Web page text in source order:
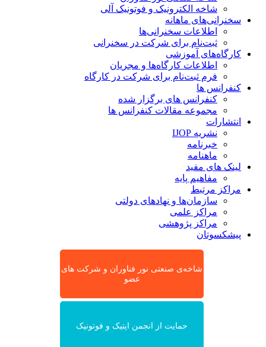
شاخه‌ الکترونیک و فوتونیک آلی
سخنرانی‌های ماهانه
اطلاعات سخنرانی‌‌ها
ثبت‌نام برای شرکت در سخنرانی
کارگاه‌های آموزشی
اطلاعات کارگاه‌ها و مجریان
فرم ثبت‌نام برای شرکت در کارگاه
کنفرانس ها
کنفرانس های برگزار شده
مجموعه مقالات کنفرانس ها
انتشارات
نشریه IJOP
خبرنامه
ماهنامه
لینک های مفید
مفاهیم پایه
مراکز مرتبط
سازمان‌ها و نهادهای دولتی
مراکز علمی
مراکز پژوهشی
پیشکسوتان
شاخه‌ی صنعتی نور فناوران و شرکت های
عضو
حمایت از انجمن اپتیک و فوتونیک